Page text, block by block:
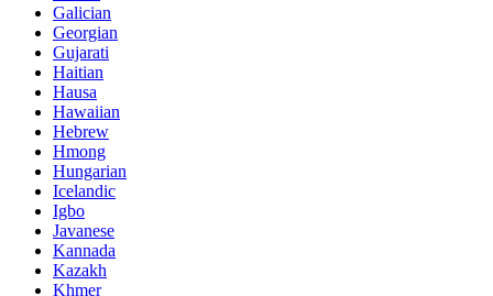
Galician
Georgian
Gujarati
Haitian
Hausa
Hawaiian
Hebrew
Hmong
Hungarian
Icelandic
Igbo
Javanese
Kannada
Kazakh
Khmer